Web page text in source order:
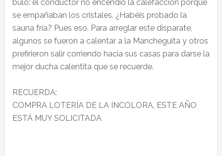
bulo: el conductor no encendió la calefacción porque
se empañaban los cristales. ¿Habéis probado la
sauna fría? Pues eso. Para arreglar este disparate,
algunos se fueron a calentar a la Mancheguita y otros
prefirieron salir corriendo hacia sus casas para darse la
mejor ducha calentita que se recuerde.
RECUERDA:
COMPRA LOTERÍA DE LA INCOLORA, ESTE AÑO
ESTÁ MUY SOLICITADA